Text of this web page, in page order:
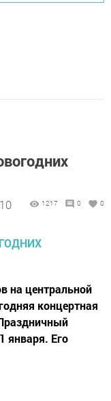
1217 0 0
на центральной
концертная
января. Его